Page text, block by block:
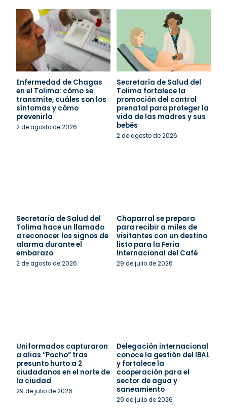
Enfermedad de Chagas
en el Tolima: cómo se
transmite, cuáles son los
síntomas y cómo
prevenirla
2 de agosto de 2026
Secretaría de Salud del
Tolima fortalece la
promoción del control
prenatal para proteger la
vida de las madres y sus
bebés
2 de agosto de 2026
Secretaría de Salud del
Tolima hace un llamado
a reconocer los signos de
alarma durante el
embarazo
2 de agosto de 2026
Chaparral se prepara
para recibir a miles de
visitantes con un destino
listo para la Feria
Internacional del Café
29 de julio de 2026
Uniformados capturaron
a alias “Pocho” tras
presunto hurto a 2
ciudadanos en el norte de
la ciudad
29 de julio de 2026
Delegación internacional
conoce la gestión del IBAL
y fortalece la
cooperación para el
sector de agua y
saneamiento
29 de julio de 2026